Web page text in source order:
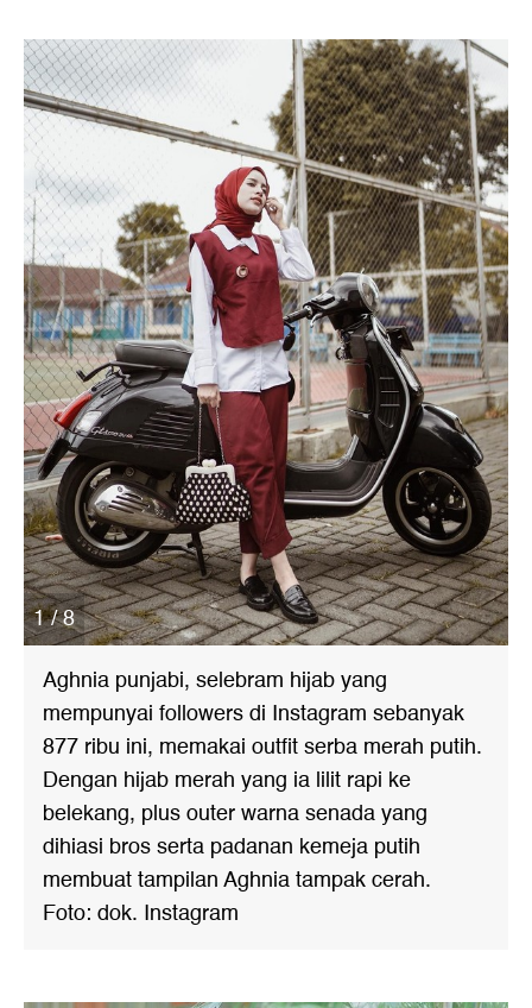
1 / 8
Aghnia punjabi, selebram hijab yang
mempunyai followers di Instagram sebanyak
877 ribu ini, memakai outfit serba merah putih.
Dengan hijab merah yang ia lilit rapi ke
belekang, plus outer warna senada yang
dihiasi bros serta padanan kemeja putih
membuat tampilan Aghnia tampak cerah.
Foto: dok. Instagram